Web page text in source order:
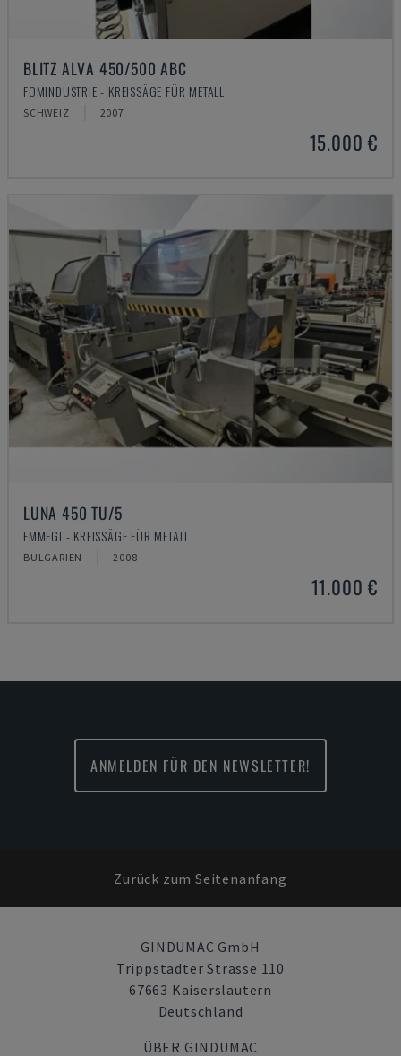
BLITZ ALVA 450/500 ABC
FOMINDUSTRIE - KREISSÄGE FÜR METALL
SCHWEIZ 2007
15.000 €
LUNA 450 TU/5
EMMEGI - KREISSÄGE FÜR METALL
BULGARIEN 2008
11.000 €
ANMELDEN FÜR DEN NEWSLETTER!
Zurück zum Seitenanfang
GINDUMAC GmbH
Trippstadter Strasse 110
67663 Kaiserslautern
Deutschland
ÜBER GINDUMAC